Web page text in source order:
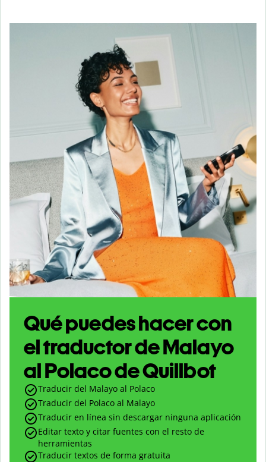
Qué puedes hacer con
el traductor de Malayo
al Polaco de Quillbot
Traducir del Malayo al Polaco
Traducir del Polaco al Malayo
Traducir en línea sin descargar ninguna aplicación
Editar texto y citar fuentes con el resto de
herramientas
Traducir textos de forma gratuita